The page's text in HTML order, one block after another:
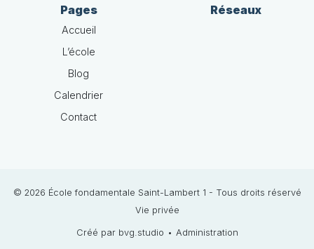
Pages
Accueil
L’école
Blog
Calendrier
Contact
Réseaux
© 2026 École fondamentale Saint-Lambert 1 - Tous droits réservé
Vie privée
Créé par bvg.studio • Administration